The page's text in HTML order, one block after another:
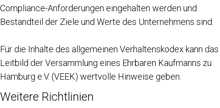
Compliance-Anforderungen eingehalten werden und
Bestandteil der Ziele und Werte des Unternehmens sind.
Für die Inhalte des allgemeinen Verhaltenskodex kann das
Leitbild der Versammlung eines Ehrbaren Kaufmanns zu
Hamburg e.V. (VEEK) wertvolle Hinweise geben.
Weitere Richtlinien